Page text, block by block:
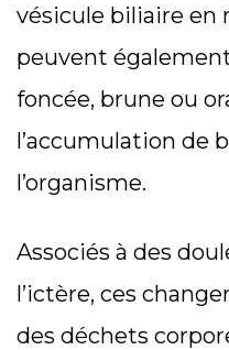
vésicule biliaire en
peuvent
foncée, brune ou
l’accumulation de
l’organisme.
Associés à des
l’ictère, ces
des déchets